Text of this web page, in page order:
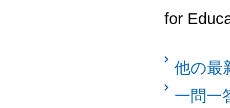
for
他の最
一問一